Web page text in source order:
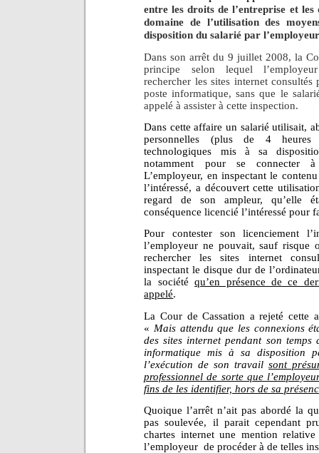
entre les droits de l’entreprise et
domaine de l’utilisation des
disposition du salarié par
Dans son arrêt du 9 juillet 2008, la
principe selon lequel
rechercher les sites internet consultés
poste informatique, sans que le
appelé à assister à cette inspection.
Dans cette affaire un salarié utilisait,
personnelles (plus de 4
technologiques mis à sa
notamment pour se connecter
L’employeur, en inspectant le
l’intéressé, a découvert cette
regard de son ampleur, qu’elle
conséquence licencié l’intéressé pour
Pour contester son licenciement
l’employeur ne pouvait, sauf risque
rechercher les sites internet
inspectant le disque dur de
la sociétéqu’en présence de ce
appelé.
La Cour de Cassation a rejeté cette
« Mais attendu que les connexions
des sites internet pendant son
informatique mis à sa disposition
l’exécution de son travailsont
professionnel de sorte que
fins de les identifier, hors de sa
Quoique l’arrêt n’ait pas abordé la
pas soulevée, il parait cependant
chartes internet une mention
l’employeur de procéder à de telles